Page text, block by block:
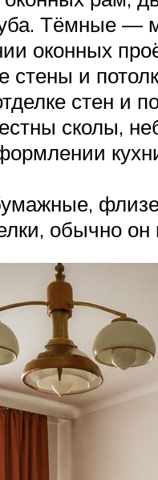
Тёмные —
оконных
стены и
стен и
сколы,
обычно он